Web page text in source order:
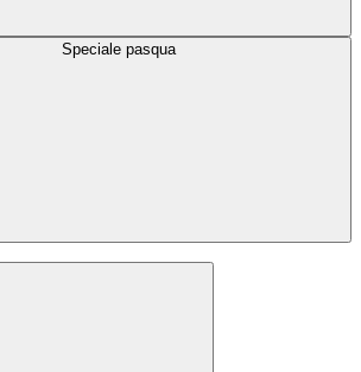
Speciale pasqua